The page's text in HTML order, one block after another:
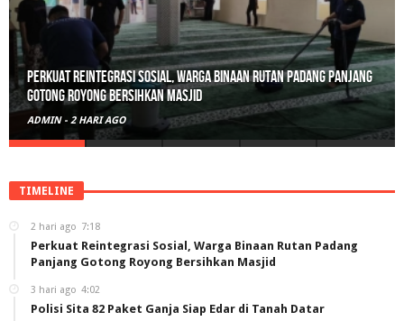
Polisi Sita 82 Paket Ganja Siap Edar di Tanah Datar
ADMIN - 3 HARI AGO
TIMELINE
2 hari ago 7:18
Perkuat Reintegrasi Sosial, Warga Binaan Rutan Padang
Panjang Gotong Royong Bersihkan Masjid
3 hari ago 4:02
Polisi Sita 82 Paket Ganja Siap Edar di Tanah Datar